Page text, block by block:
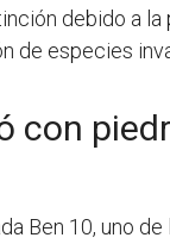
debido a la
de especies
con
Ben 10, uno